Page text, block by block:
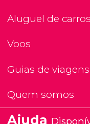
Aluguel de carros
Voos
Guias de
Quem somos
Ajuda